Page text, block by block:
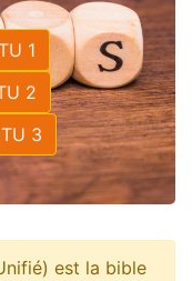
1
2
3
est la bible